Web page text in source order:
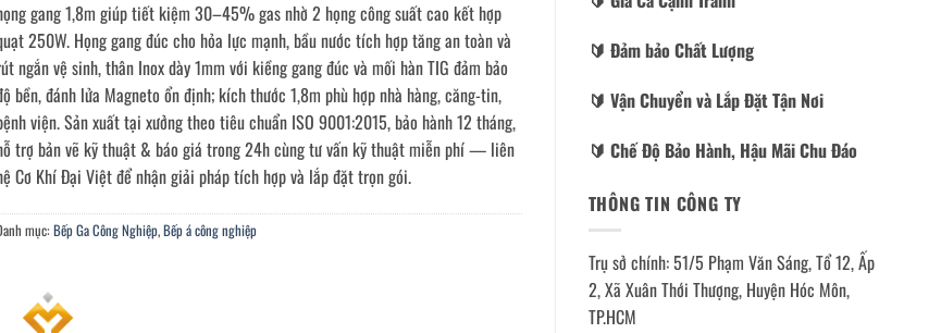
gang 1,8m giúp tiết kiệm 30–45% gas nhờ 2 họng công suất cao kết hợp
250W. Họng gang đúc cho hỏa lực mạnh, bầu nước tích hợp tăng an toàn và
ngắn vệ sinh, thân Inox dày 1mm với kiềng gang đúc và mối hàn TIG đảm bảo
bền, đánh lửa Magneto ổn định; kích thước 1,8m phù hợp nhà hàng, căng-tin,
viện. Sản xuất tại xưởng theo tiêu chuẩn ISO 9001:2015, bảo hành 12 tháng,
trợ bản vẽ kỹ thuật & báo giá trong 24h cùng tư vấn kỹ thuật miễn phí — liên
Cơ Khí Đại Việt để nhận giải pháp tích hợp và lắp đặt trọn gói.
mục:Bếp Ga Công Nghiệp,Bếp á công nghiệp
🔰️ Đảm bảo Chất Lượng
🔰️ Vận Chuyển và Lắp Đặt Tận Nơi
🔰️ Chế Độ Bảo Hành, Hậu Mãi Chu Đáo
THÔNG TIN CÔNG TY
Trụ sở chính: 51/5 Phạm Văn Sáng, Tổ 12, Ấp
2, Xã Xuân Thới Thượng, Huyện Hóc Môn,
TP.HCM